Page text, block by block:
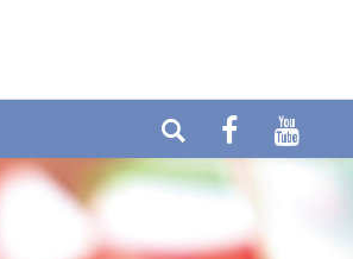
E-mail:
info@cytolabor.de